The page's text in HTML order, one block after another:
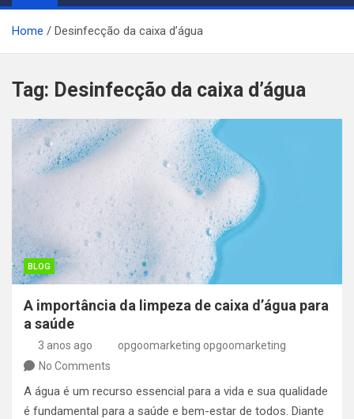
Home Desinfecção da caixa d’água
Tag: Desinfecção da caixa d’água
BLOG
A importância da limpeza de caixa d’água para
a saúde
3 anos ago
opgoomarketing opgoomarketing
No Comments
A água é um recurso essencial para a vida e sua qualidade
é fundamental para a saúde e bem-estar de todos. Diante